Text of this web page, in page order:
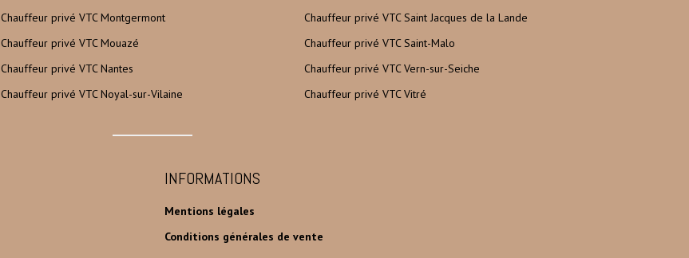
Chauffeur privé VTC Montgermont
Chauffeur privé VTC Mouazé
Chauffeur privé VTC Nantes
Chauffeur privé VTC Noyal-sur-Vilaine
Chauffeur privé VTC Saint Jacques de la Lande
Chauffeur privé VTC Saint-Malo
Chauffeur privé VTC Vern-sur-Seiche
Chauffeur privé VTC Vitré
INFORMATIONS
Mentions légales
Conditions générales de vente